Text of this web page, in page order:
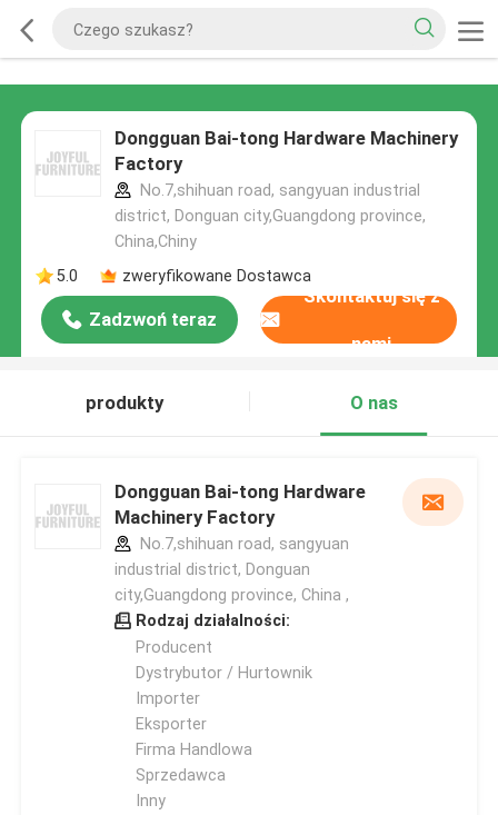
Dongguan Bai-tong Hardware Machinery
Factory
No.7,shihuan road, sangyuan industrial
district, Donguan city,Guangdong province,
China,Chiny
5.0
zweryfikowane Dostawca
Zadzwoń teraz
Skontaktuj się z
nami
produkty O nas
Dongguan Bai-tong Hardware
Machinery Factory
No.7,shihuan road, sangyuan
industrial district, Donguan
city,Guangdong province, China ,
Rodzaj działalności:
Producent
Dystrybutor / Hurtownik
Importer
Eksporter
Firma Handlowa
Sprzedawca
Inny